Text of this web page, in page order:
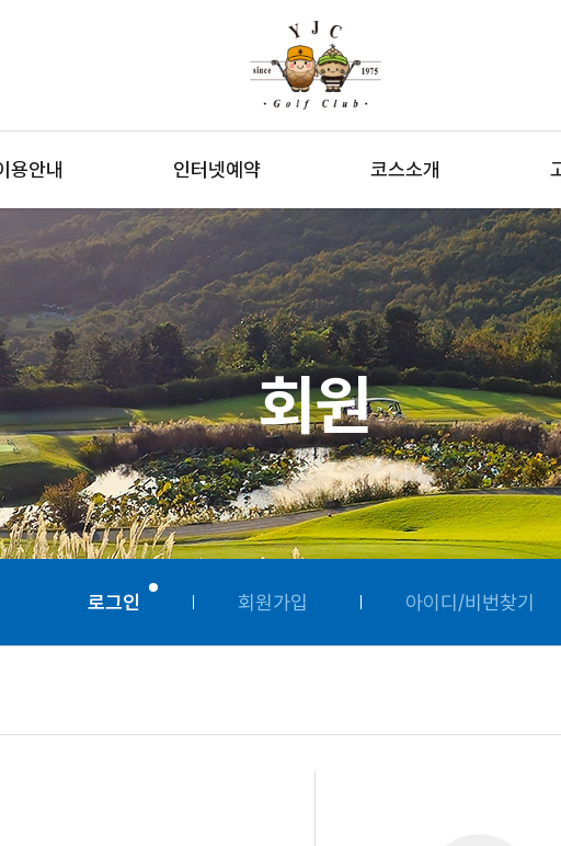
용안내 인터넷예약 코스소개
회원
로그인 회원가입 아이디/비번찾기